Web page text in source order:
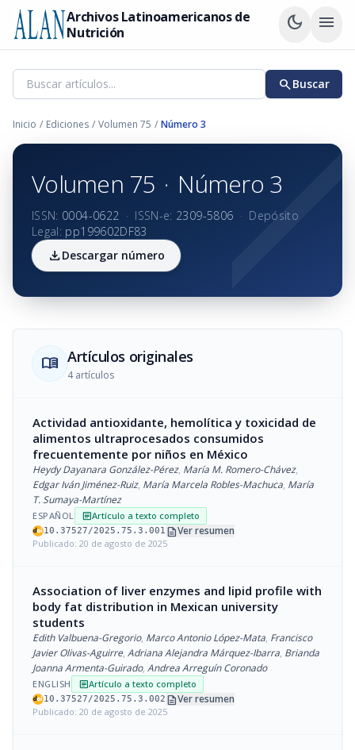
Archivos Latinoamericanos de
Nutrición
dark_mode menu
searchBuscar
Inicio / Ediciones / Volumen 75 / Número 3
Volumen 75 · Número 3
ISSN: 0004-0622 · ISSN-e: 2309-5806 · Depósito
Legal: pp199602DF83
downloadDescargar número
menu_book Artículos originales
4 artículos
Actividad antioxidante, hemolítica y toxicidad de
alimentos ultraprocesados consumidos
frecuentemente por niños en México
Heydy Dayanara González-Pérez, María M. Romero-Chávez,
Edgar Iván Jiménez-Ruiz, María Marcela Robles-Machuca, María
T. Sumaya-Martínez
ESPAÑOL articleArtículo a texto completo
10.37527/2025.75.3.001 descriptionVer resumen
Publicado: 20 de agosto de 2025
Association of liver enzymes and lipid profile with
body fat distribution in Mexican university
students
Edith Valbuena-Gregorio, Marco Antonio López-Mata, Francisco
Javier Olivas-Aguirre, Adriana Alejandra Márquez-Ibarra, Brianda
Joanna Armenta-Guirado, Andrea Arreguín Coronado
ENGLISH articleArtículo a texto completo
10.37527/2025.75.3.002 descriptionVer resumen
Publicado: 20 de agosto de 2025